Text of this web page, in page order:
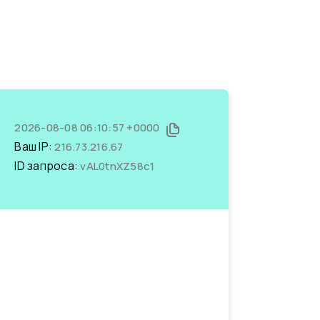
2026-08-08 06:10:57 +0000
Ваш IP:216.73.216.67
ID запроса:vAL0tnXZ58c1